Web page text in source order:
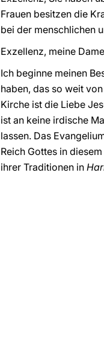
Frauen besitzen die
bei der menschlichen
Exzellenz, meine
Ich beginne meinen
haben, das so weit
Kirche ist die Liebe
ist an keine irdische
lassen. Das
Reich Gottes in
ihrer Traditionen in